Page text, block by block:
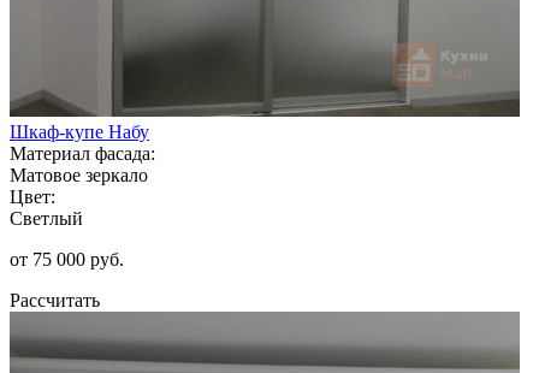
Шкаф-купе Набу
Материал фасада:
Матовое зеркало
Цвет:
Светлый
от 75 000 руб.
Рассчитать